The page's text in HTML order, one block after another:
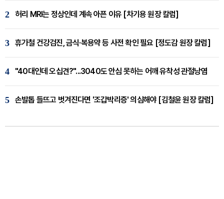
2 허리 MRI는 정상인데 계속 아픈 이유 [차기용 원장 칼럼]
3 휴가철 건강검진, 금식·복용약 등 사전 확인 필요 [정도감 원장 칼럼]
4 "40대인데 오십견?"...3040도 안심 못하는 어깨 유착성 관절낭염
5 손발톱 들뜨고 벗겨진다면 '조갑박리증' 의심해야 [김철윤 원장 칼럼]